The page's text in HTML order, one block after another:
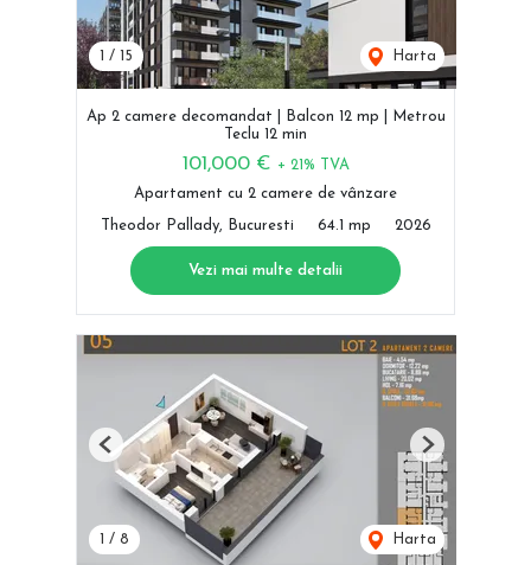
/ 15 Harta
Ap 2 camere decomandat | Balcon 12 mp | Metrou
Teclu 12 min
101,000 € + 21% TVA
Apartament cu 2 camere de vânzare
Theodor Pallady, Bucuresti 64.1 mp 2026
Vezi mai multe detalii
1 / 8 Harta
Previous Next